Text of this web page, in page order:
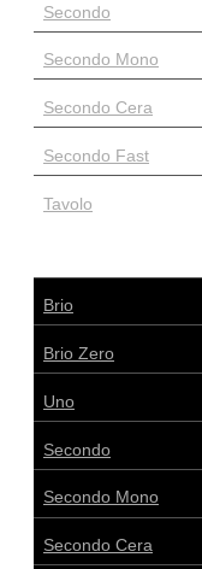
Secondo
Secondo Mono
Secondo Cera
Secondo Fast
Tavolo
Brio
Brio Zero
Uno
Secondo
Secondo Mono
Secondo Cera